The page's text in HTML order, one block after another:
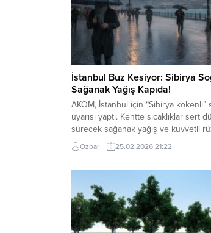
İstanbul Buz Kesiyor: Sibirya
Sağanak Yağış Kapıda!
AKOM, İstanbul için “Sibirya kökenli”
uyarısı yaptı. Kentte sıcaklıklar sert
sürecek sağanak yağış ve kuvvetli
İstanbul Büyükşehir Belediyesi Afet
Merkezi (AKOM), megakenti etkisi
hissedilecek Sibirya kökenli soğuk
İstanbul’da hafta boyunca...
Özbar 25.02.2026 21:22